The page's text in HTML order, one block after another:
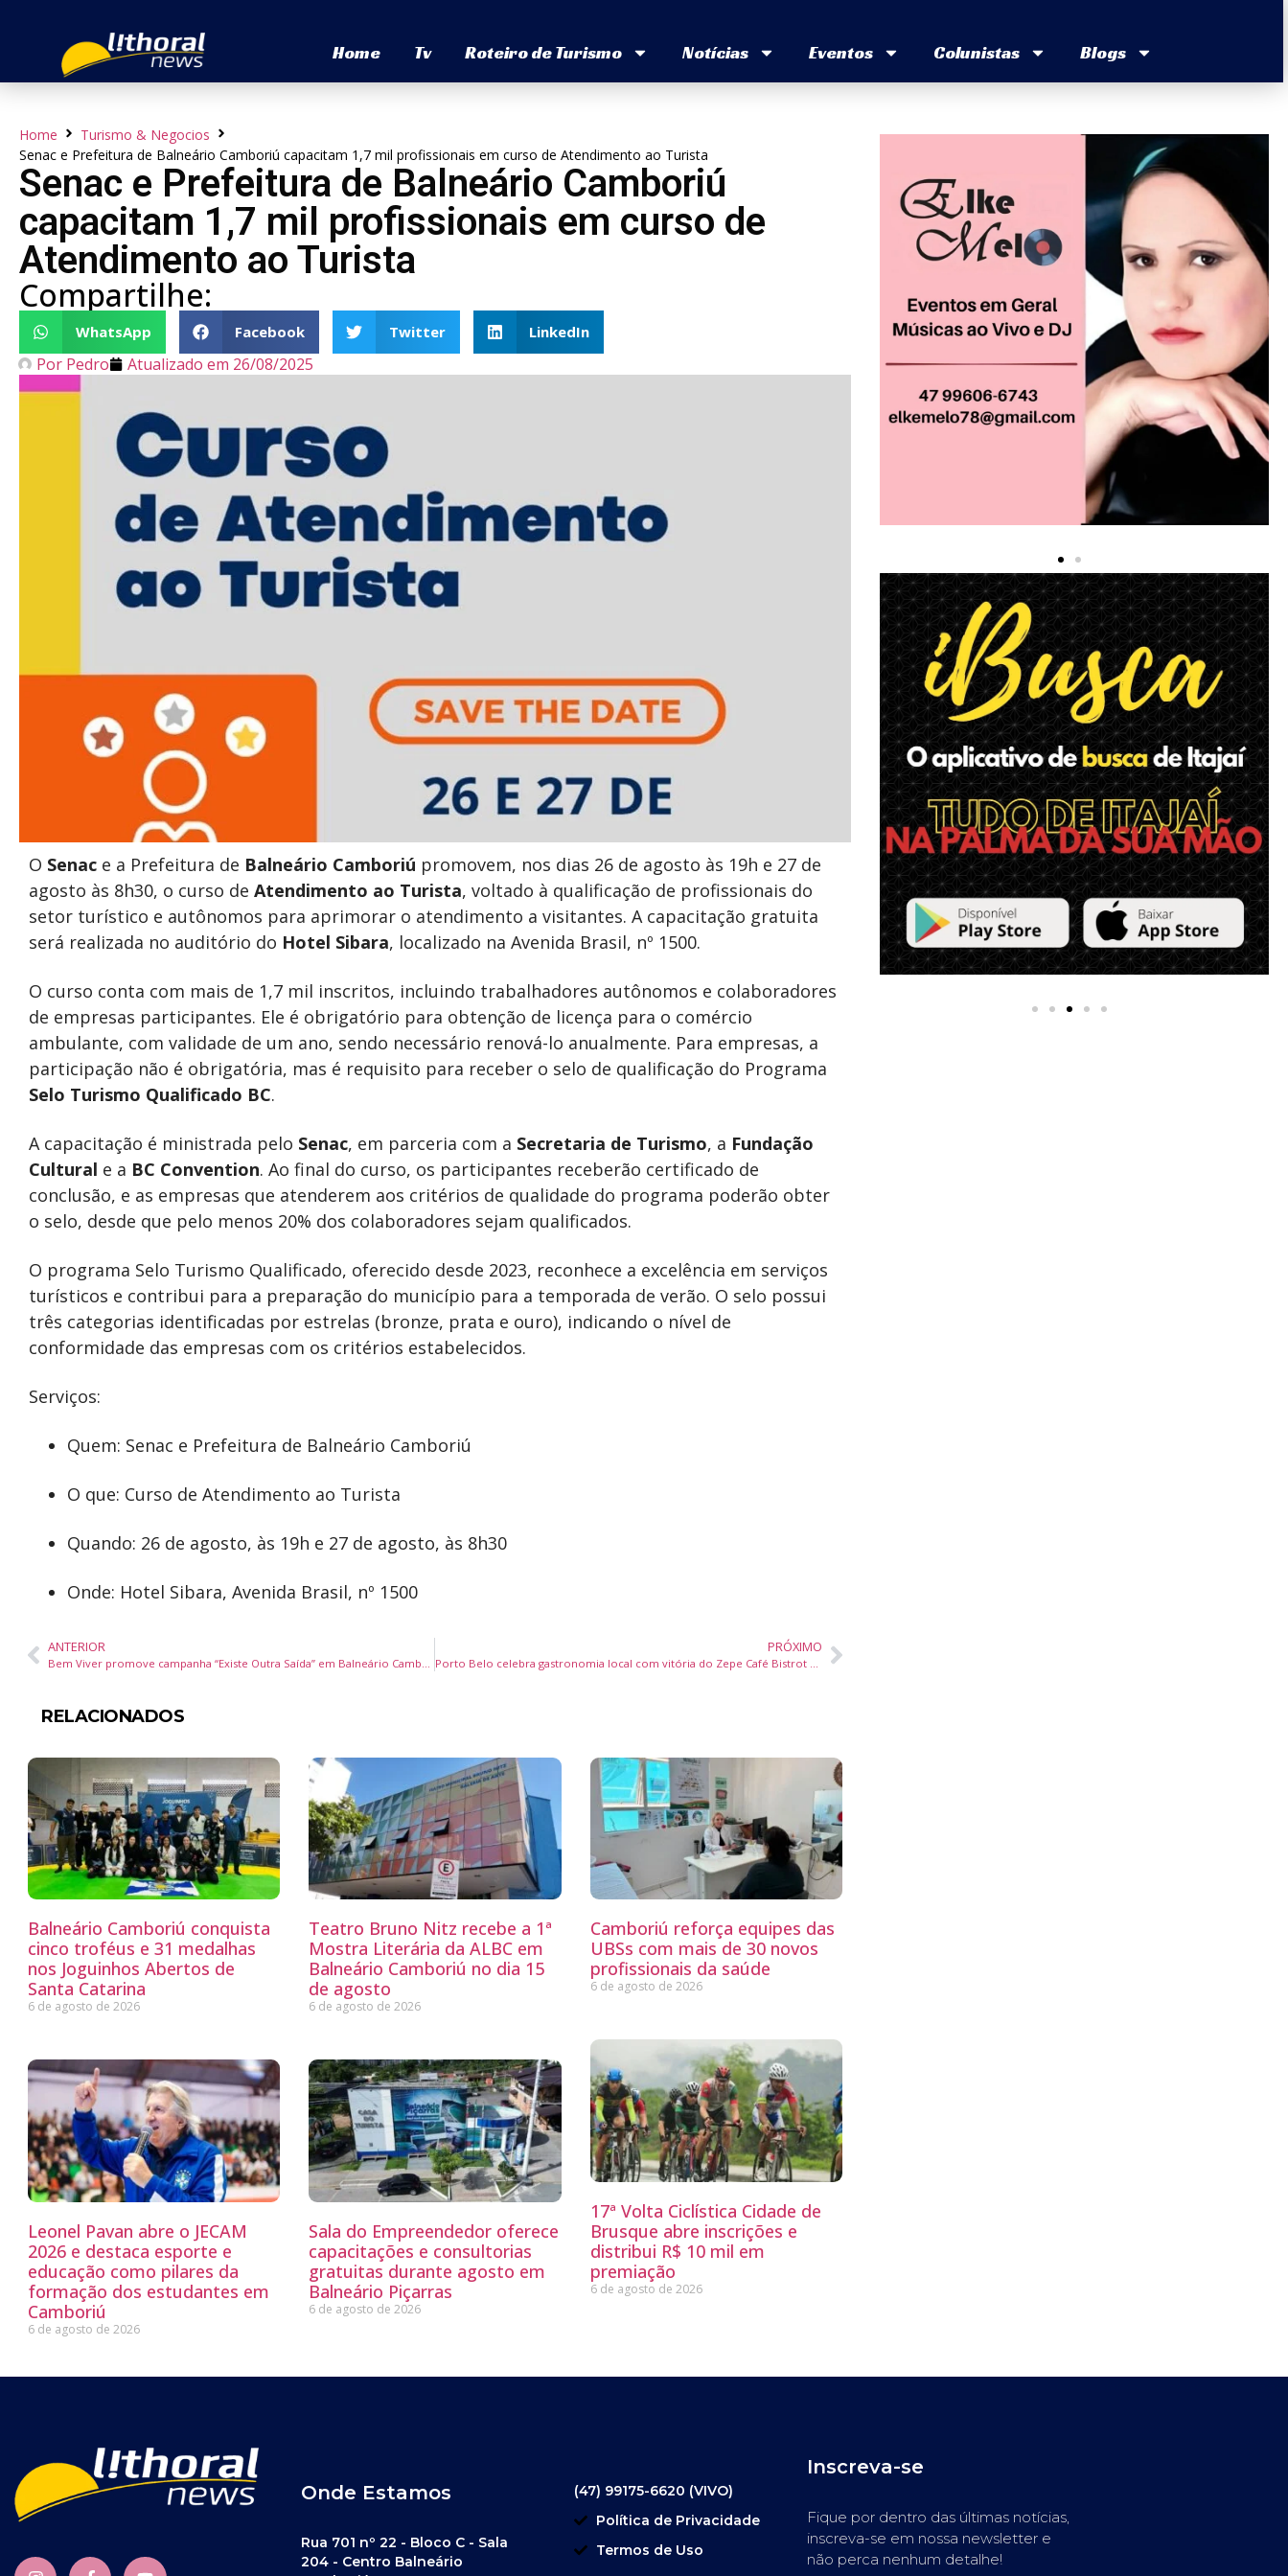
Home Tv Roteiro de Turismo Notícias Eventos Colunistas Blogs
Home
Turismo & Negocios
Senac e Prefeitura de Balneário Camboriú capacitam 1,7 mil profissionais em curso de Atendimento ao Turista
Senac e Prefeitura de Balneário Camboriú
capacitam 1,7 mil profissionais em curso de
Atendimento ao Turista
Compartilhe:
WhatsApp Facebook Twitter LinkedIn
Por Pedro Atualizado em 26/08/2025
O Senac e a Prefeitura de Balneário Camboriú promovem, nos dias 26 de agosto às 19h e 27 de
agosto às 8h30, o curso de Atendimento ao Turista, voltado à qualificação de profissionais do
setor turístico e autônomos para aprimorar o atendimento a visitantes. A capacitação gratuita
será realizada no auditório do Hotel Sibara, localizado na Avenida Brasil, nº 1500.
O curso conta com mais de 1,7 mil inscritos, incluindo trabalhadores autônomos e colaboradores
de empresas participantes. Ele é obrigatório para obtenção de licença para o comércio
ambulante, com validade de um ano, sendo necessário renová-lo anualmente. Para empresas, a
participação não é obrigatória, mas é requisito para receber o selo de qualificação do Programa
Selo Turismo Qualificado BC.
A capacitação é ministrada pelo Senac, em parceria com a Secretaria de Turismo, a Fundação
Cultural e a BC Convention. Ao final do curso, os participantes receberão certificado de
conclusão, e as empresas que atenderem aos critérios de qualidade do programa poderão obter
o selo, desde que pelo menos 20% dos colaboradores sejam qualificados.
O programa Selo Turismo Qualificado, oferecido desde 2023, reconhece a excelência em serviços
turísticos e contribui para a preparação do município para a temporada de verão. O selo possui
três categorias identificadas por estrelas (bronze, prata e ouro), indicando o nível de
conformidade das empresas com os critérios estabelecidos.
Serviços:
Quem: Senac e Prefeitura de Balneário Camboriú
O que: Curso de Atendimento ao Turista
Quando: 26 de agosto, às 19h e 27 de agosto, às 8h30
Onde: Hotel Sibara, Avenida Brasil, nº 1500
ANTERIOR
Bem Viver promove campanha “Existe Outra Saída” em Balneário Camboriú e Itajaí no Setembro Amarelo
PRÓXIMO
Porto Belo celebra gastronomia local com vitória do Zepe Café Bistrot no Concurso de Melhor Prato Tradicional 2025
RELACIONADOS
Balneário Camboriú conquista
cinco troféus e 31 medalhas
nos Joguinhos Abertos de
Santa Catarina
6 de agosto de 2026
Teatro Bruno Nitz recebe a 1ª
Mostra Literária da ALBC em
Balneário Camboriú no dia 15
de agosto
6 de agosto de 2026
Camboriú reforça equipes das
UBSs com mais de 30 novos
profissionais da saúde
6 de agosto de 2026
Leonel Pavan abre o JECAM
2026 e destaca esporte e
educação como pilares da
formação dos estudantes em
Camboriú
6 de agosto de 2026
Sala do Empreendedor oferece
capacitações e consultorias
gratuitas durante agosto em
Balneário Piçarras
6 de agosto de 2026
17ª Volta Ciclística Cidade de
Brusque abre inscrições e
distribui R$ 10 mil em
premiação
6 de agosto de 2026
Onde Estamos
Rua 701 nº 22 - Bloco C - Sala
204 - Centro Balneário
(47) 99175-6620 (VIVO)
Política de Privacidade
Termos de Uso
Inscreva-se
Fique por dentro das últimas notícias,
inscreva-se em nossa newsletter e
não perca nenhum detalhe!